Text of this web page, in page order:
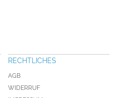
RECHTLICHES
AGB
WIDERRUF